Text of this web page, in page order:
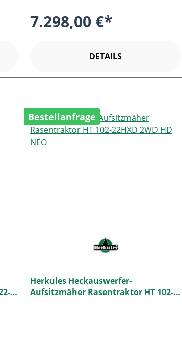
7.298,00 €*
DETAILS
Bestellanfrage
Herkules Heckauswerfer-
Aufsitzmäher Rasentraktor HT 102-